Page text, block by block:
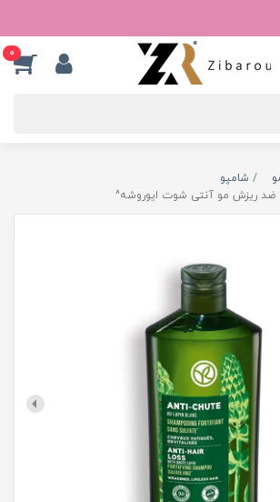
0
شامپو
ضد ریزش مو آنتی شوت ایوروشه^